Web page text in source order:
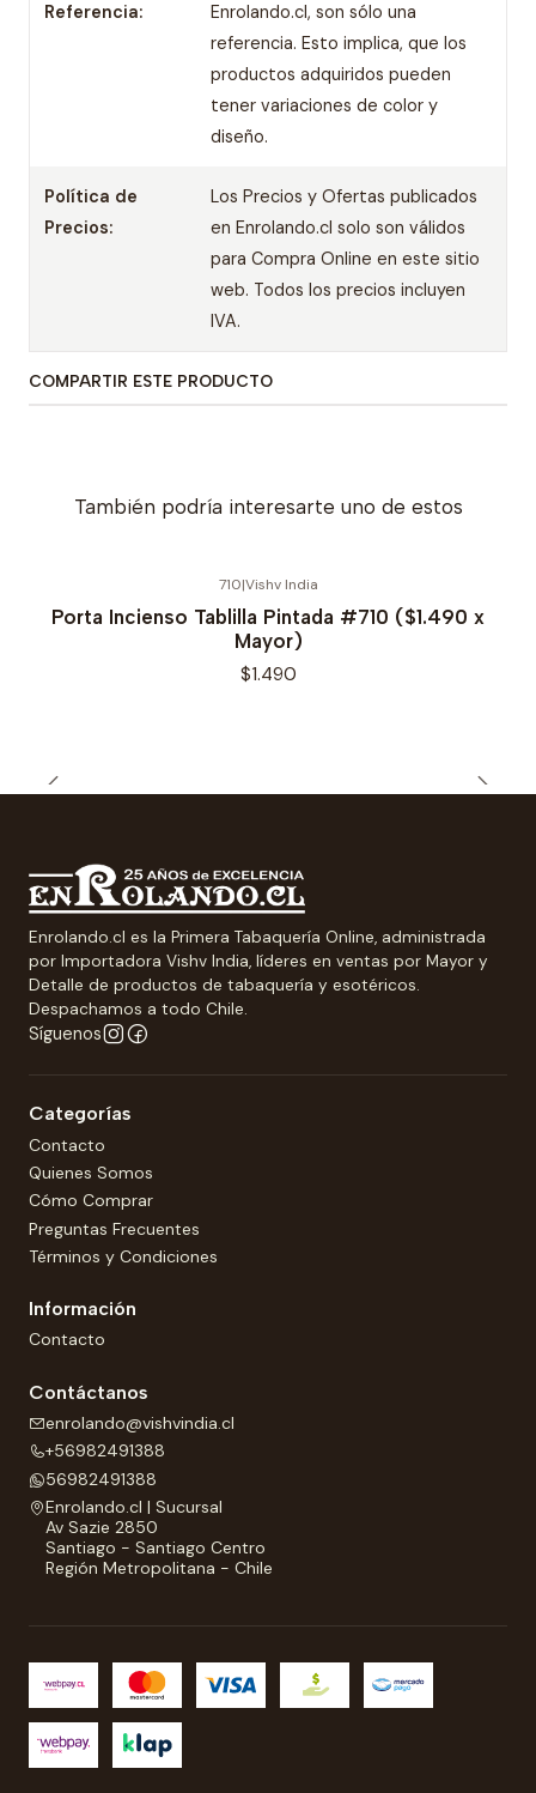
Referencia:
Enrolando.cl, son sólo una
referencia. Esto implica, que los
productos adquiridos pueden
tener variaciones de color y
diseño.
Política de
Precios:
Los Precios y Ofertas publicados
en Enrolando.cl solo son válidos
para Compra Online en este sitio
web. Todos los precios incluyen
IVA.
COMPARTIR ESTE PRODUCTO
También podría interesarte uno de estos
710|Vishv India
Porta Incienso Tablilla Pintada #710 ($1.490 x
Mayor)
$1.490
Enrolando.cl es la Primera Tabaquería Online, administrada
por Importadora Vishv India, líderes en ventas por Mayor y
Detalle de productos de tabaquería y esotéricos.
Despachamos a todo Chile.
Síguenos
Categorías
Contacto
Quienes Somos
Cómo Comprar
Preguntas Frecuentes
Términos y Condiciones
Información
Contacto
Contáctanos
enrolando@vishvindia.cl
+56982491388
56982491388
Enrolando.cl | Sucursal
Av Sazie 2850
Santiago - Santiago Centro
Región Metropolitana - Chile